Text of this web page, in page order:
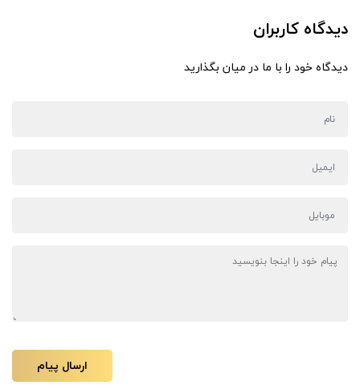
دیدگاه کاربران
دیدگاه خود را با ما در میان بگذارید